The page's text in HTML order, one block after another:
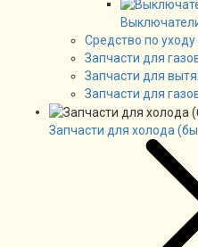
Средство по
Запчасти для
Запчасти для
Запчасти для
Запчасти для холода